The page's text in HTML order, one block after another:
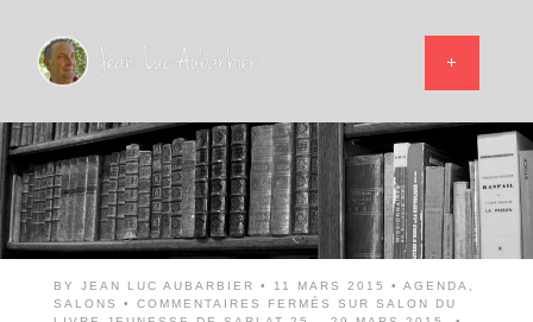
BY JEAN LUC AUBARBIER • 11 MARS 2015 • AGENDA
SALONS
• COMMENTAIRES FERMÉS
SUR SALON DU